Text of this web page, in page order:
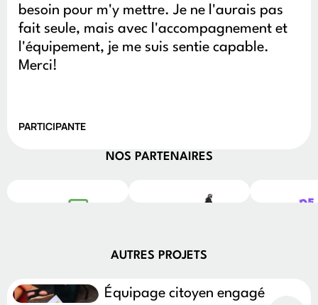
besoin pour m'y mettre. Je ne l'aurais pas
fait seule, mais avec l'accompagnement et
l'équipement, je me suis sentie capable.
Merci!
PARTICIPANTE
NOS PARTENAIRES
AUTRES PROJETS
Équipage citoyen engagé